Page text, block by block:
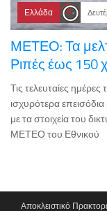
Ελλάδα
ΜΕΤΕΟ: Τα
Ριπές έως 150
Τις τελευταίες
ισχυρότερα
με τα στοιχεία του
ΜΕΤΕΟ του Εθνικού
Αποκλειστικό